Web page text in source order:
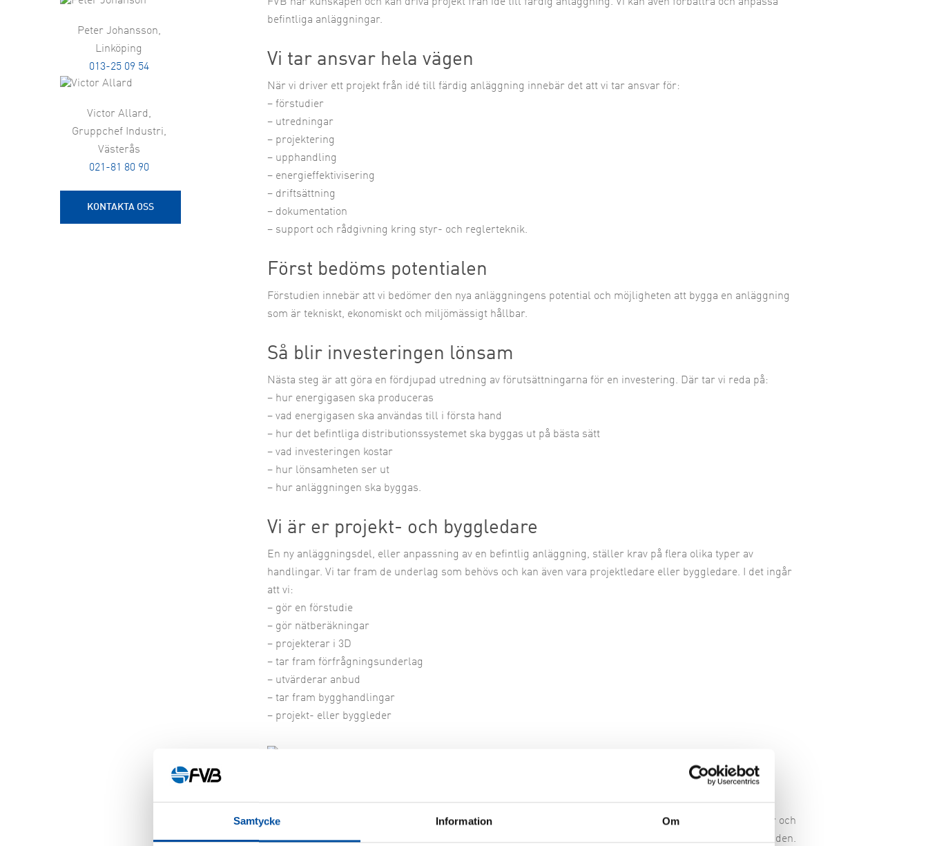
Samtycke Information Om
Peter Johansson,
Linköping
013-25 09 54
Victor Allard,
Gruppchef Industri,
Västerås
021-81 80 90
KONTAKTA OSS
befintliga anläggningar.
Vi tar ansvar hela vägen
När vi driver ett projekt från idé till färdig anläggning innebär det att vi tar ansvar för:
– förstudier
– utredningar
– projektering
– upphandling
– energieffektivisering
– driftsättning
– dokumentation
– support och rådgivning kring styr- och reglerteknik.
Först bedöms potentialen
Förstudien innebär att vi bedömer den nya anläggningens potential och möjligheten att bygga en anläggning
som är tekniskt, ekonomiskt och miljömässigt hållbar.
Så blir investeringen lönsam
Nästa steg är att göra en fördjupad utredning av förutsättningarna för en investering. Där tar vi reda på:
– hur energigasen ska produceras
– vad energigasen ska användas till i första hand
– hur det befintliga distributionssystemet ska byggas ut på bästa sätt
– vad investeringen kostar
– hur lönsamheten ser ut
– hur anläggningen ska byggas.
Vi är er projekt- och byggledare
En ny anläggningsdel, eller anpassning av en befintlig anläggning, ställer krav på flera olika typer av
handlingar. Vi tar fram de underlag som behövs och kan även vara projektledare eller byggledare. I det ingår
att vi:
– gör en förstudie
– gör nätberäkningar
– projekterar i 3D
– tar fram förfrågningsunderlag
– utvärderar anbud
– tar fram bygghandlingar
– projekt- eller byggleder
Vid projekteringen kommer olika tjänster att behöva upphandlas. Vi har lång erfarenhet av upphandlingar och
av att ta fram de handlingar som krävs. Som oberoende konsult kan vi också bistå med att utvärdera anbuden.